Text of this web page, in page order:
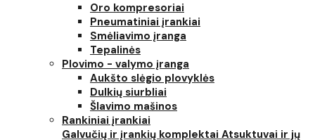
Oro kompresoriai
Pneumatiniai įrankiai
Smėliavimo įranga
Tepalinės
Plovimo - valymo įranga
Aukšto slėgio plovyklės
Dulkių siurbliai
Šlavimo mašinos
Rankiniai įrankiai
Galvučių ir įrankių komplektai Atsuktuvai ir jų